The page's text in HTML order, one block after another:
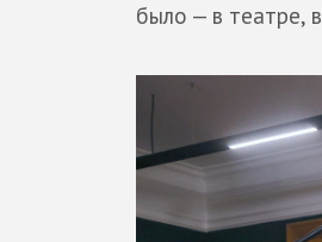
было — в театре,